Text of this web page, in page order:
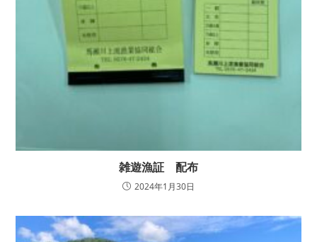
雑遊漁証 配布
2024年1月30日